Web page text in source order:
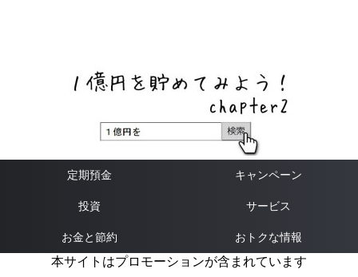
定期預金 キャンペーン
投資 サービス
お金と節約 おトクな情報
本サイトはプロモーションが含まれています